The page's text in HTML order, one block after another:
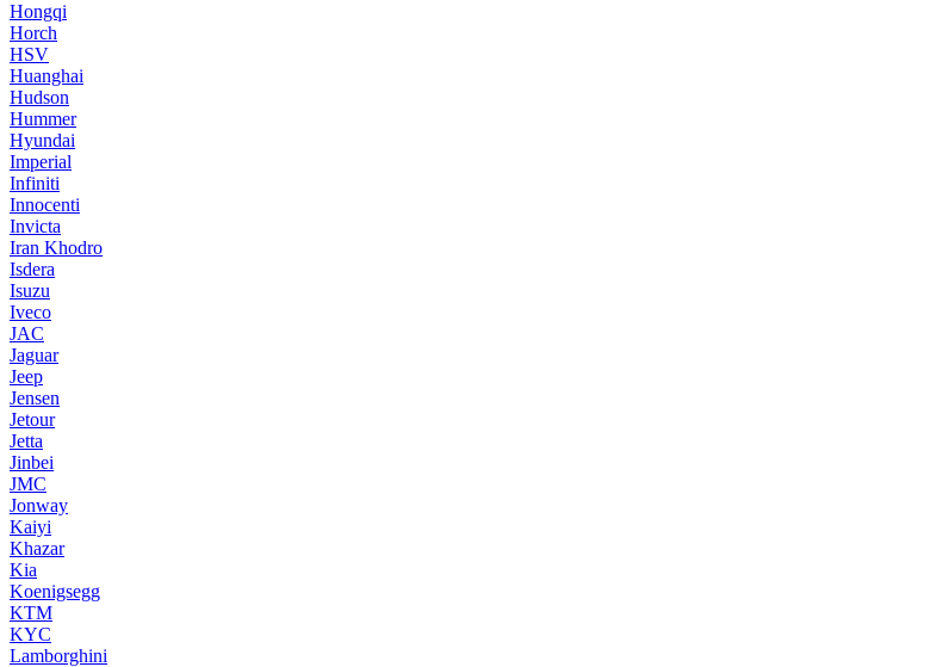
Hongqi
Horch
HSV
Huanghai
Hudson
Hummer
Hyundai
Imperial
Infiniti
Innocenti
Invicta
Iran Khodro
Isdera
Isuzu
Iveco
JAC
Jaguar
Jeep
Jensen
Jetour
Jetta
Jinbei
JMC
Jonway
Kaiyi
Khazar
Kia
Koenigsegg
KTM
KYC
Lamborghini